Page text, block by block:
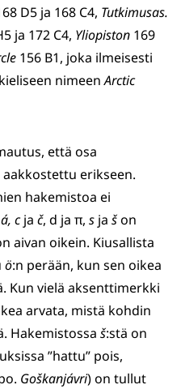
D5 ja 168 C4, Tutkimusas.
ja 172 C4, Yliopiston 169
156 B1, joka ilmeisesti
nimeenArctic
että osa
erikseen.
hakemistoa ei
á, cja č, d ja π, s ja šon
aivan oikein. Kiusallista
ö:n perään, kun sen oikea
Kun vielä aksenttimerkki
arvata, mistä kohdin
Hakemistossa š:stä on
”hattu” pois,
Goškanjávri) on tullut